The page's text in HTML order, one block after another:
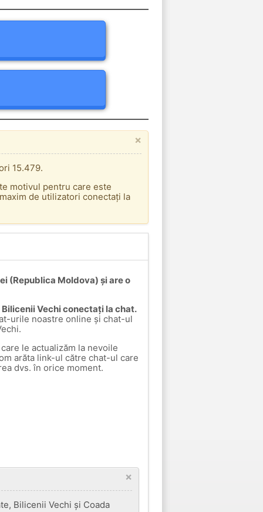
×
15.479.
motivul pentru care este
de utilizatori conectați la
(Republica Moldova) și are o
Vechi conectați la chat.
urile noastre online și chat-ul
le actualizăm la nevoile
arăta link-ul către chat-ul care
dvs. în orice moment.
×
Bilicenii Vechi și Coada